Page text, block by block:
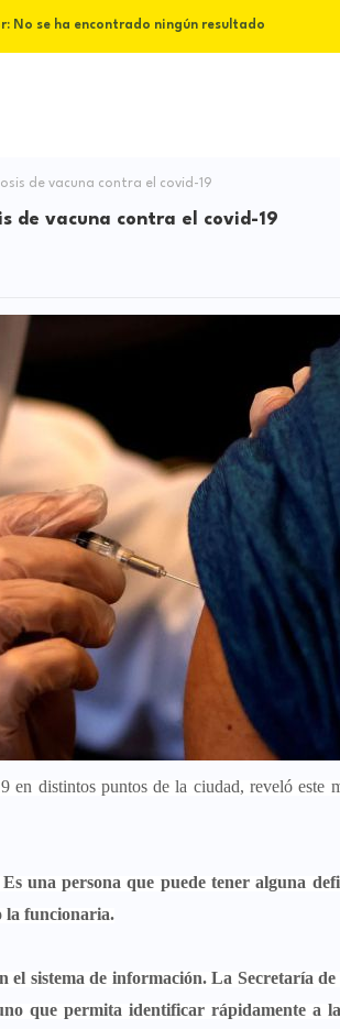
No se ha encontrado ningún resultado
de vacuna contra el covid-19
de vacuna contra el covid-19
distintos puntos de la ciudad, reveló este
una persona que puede tener alguna
la funcionaria.
sistema de información. La Secretaría
que permita identificar rápidamente a